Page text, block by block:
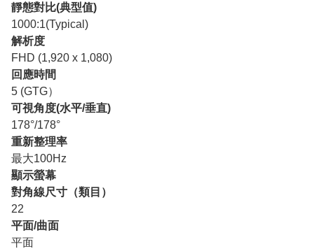
靜態對比(典型值)
1000:1(Typical)
解析度
FHD (1,920 x 1,080)
回應時間
5 (GTG）
可視角度(水平/垂直)
178°/178°
重新整理率
最大100Hz
顯示螢幕
對角線尺寸（類目）
22
平面/曲面
平面